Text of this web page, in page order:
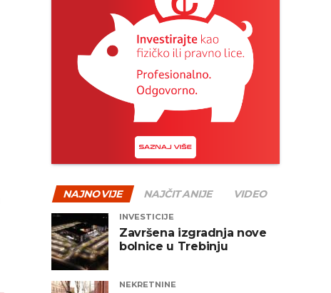
NAJNOVIJE NAJČITANIJE VIDEO
INVESTICIJE
Završena izgradnja nove
bolnice u Trebinju
NEKRETNINE